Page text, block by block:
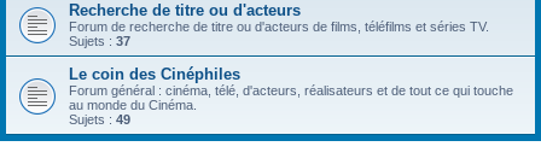
Recherche de titre ou d'acteurs
Forum de recherche de titre ou d'acteurs de films, téléfilms et séries TV.
Sujets : 37
Le coin des Cinéphiles
Forum général : cinéma, télé, d'acteurs, réalisateurs et de tout ce qui touche
au monde du Cinéma.
Sujets : 49